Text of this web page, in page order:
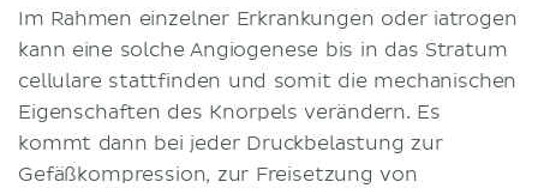
Im Rahmen einzelner Erkrankungen oder iatrogen
kann eine solche Angiogenese bis in das Stratum
cellulare stattfinden und somit die mechanischen
Eigenschaften des Knorpels verändern. Es
kommt dann bei jeder Druckbelastung zur
Gefäßkompression, zur Freisetzung von